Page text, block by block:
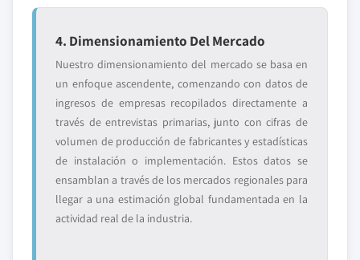
4. Dimensionamiento Del Mercado
Nuestro dimensionamiento del mercado se basa en
un enfoque ascendente, comenzando con datos de
ingresos de empresas recopilados directamente a
través de entrevistas primarias, junto con cifras de
volumen de producción de fabricantes y estadísticas
de instalación o implementación. Estos datos se
ensamblan a través de los mercados regionales para
llegar a una estimación global fundamentada en la
actividad real de la industria.